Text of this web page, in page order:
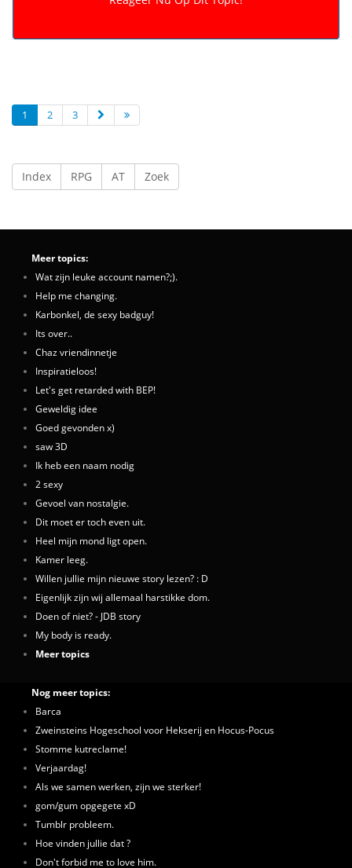
1 2 3
Index RPG AT Zoek
Meer topics:
Wat zijn leuke account namen?;).
Help me changing.
Karbonkel, de sexy badguy!
Its over..
Chaz vriendinnetje
Inspiratieloos!
Let's get retarded with BEP!
Geweldig idee
Goed gevonden x)
saw 3D
Ik heb een naam nodig
2 sexy
Gevoel van nostalgie.
Dit moet er toch even uit.
Heel mijn mond ligt open.
Kamer leeg.
Willen jullie mijn nieuwe story lezen? : D
Eigenlijk zijn wij allemaal harstikke dom.
Doen of niet? - JDB story
My body is ready.
Meer topics
Nog meer topics:
Barca
Zweinsteins Hogeschool voor Hekserij en Hocus-Pocus
Stomme kutreclame!
Verjaardag!
Als we samen werken, zijn we sterker!
gom/gum opgegete xD
Tumblr probleem.
Hoe vinden jullie dat ?
Don't forbid me to love him.